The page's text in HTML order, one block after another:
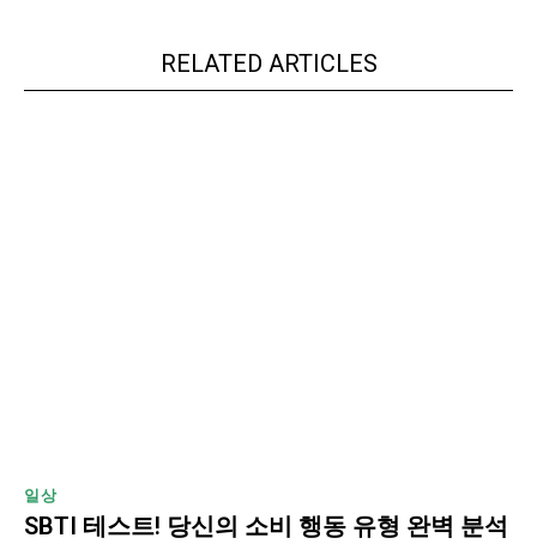
RELATED ARTICLES
일상
SBTI 테스트! 당신의 소비 행동 유형 완벽 분석